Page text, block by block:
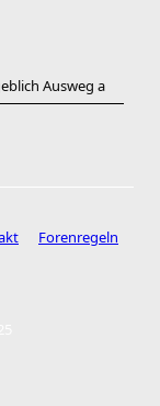
Ausweg a
Forenregeln